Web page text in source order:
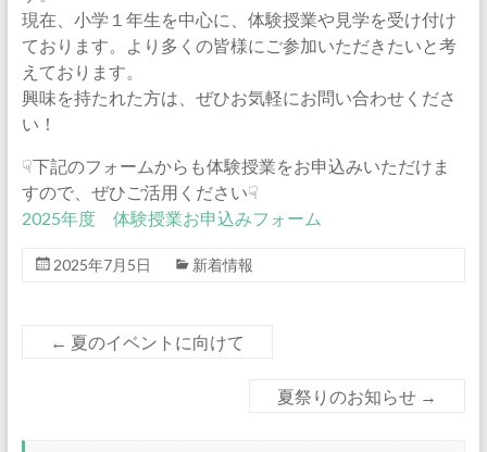
現在、小学１年生を中心に、体験授業や見学を受け付け
ております。より多くの皆様にご参加いただきたいと考
えております。
興味を持たれた方は、ぜひお気軽にお問い合わせくださ
い！
☟下記のフォームからも体験授業をお申込みいただけま
すので、ぜひご活用ください☟
2025年度 体験授業お申込みフォーム
2025年7月5日 新着情報
← 夏のイベントに向けて
夏祭りのお知らせ →